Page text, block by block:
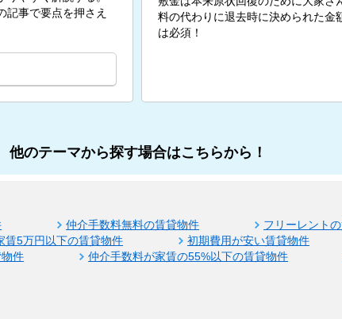
記事で要点を押さえ
料の代わりに退去時に決められた金
は必須！
他のテーマから探す場合はこちらから！
仲介手数料無料の賃貸物件
フリーレント
賃5万円以下の賃貸物件 初期費用が安い賃貸物件
件
仲介手数料が家賃の55%以下の賃貸物件